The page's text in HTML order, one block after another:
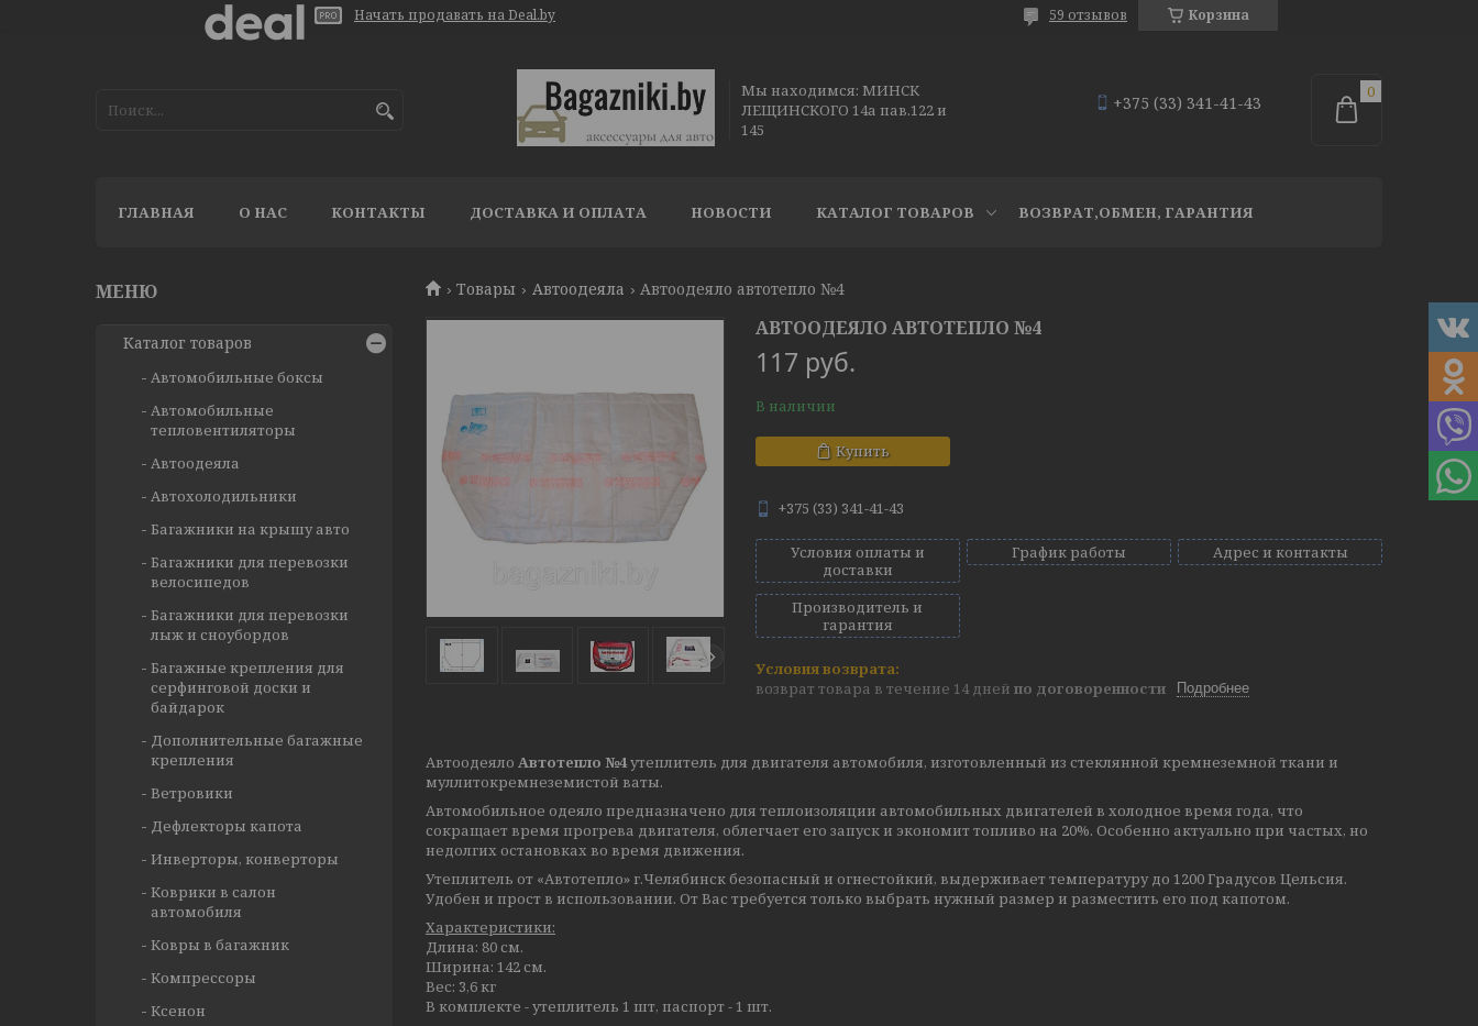
Начать продавать на Deal.by Корзина
59 отзывов
Мы находимся: МИНСК
ЛЕЩИНСКОГО 14а пав.122 и
145
+375 (33) 341-41-43
ГЛАВНАЯ О НАС КОНТАКТЫ ДОСТАВКА И ОПЛАТА НОВОСТИ КАТАЛОГ ТОВАРОВ ВОЗВРАТ,ОБМЕН, ГАРАНТИЯ
Товары Автоодеяла Автоодеяло автотепло №4
АВТООДЕЯЛО АВТОТЕПЛО №4
117 руб.
В наличии
Купить
+375 (33) 341-41-43
Условия оплаты и
доставки
График работы Адрес и контакты
Производитель и
гарантия
возврат товара в течение 14 дней по договоренности Подробнее
Автоодеяло Автотепло №4утеплитель для двигателя автомобиля, изготовленный из стеклянной кремнеземной ткани и
муллитокремнеземистой ваты.
Автомобильное одеяло предназначено для теплоизоляции автомобильных двигателей в холодное время года, что
сокращает время прогрева двигателя, облегчает его запуск и экономит топливо на 20%. Особенно актуально при частых, но
недолгих остановках во время движения.
Утеплитель от «Автотепло» г.Челябинск безопасный и огнестойкий, выдерживает температуру до 1200 Градусов Цельсия.
Удобен и прост в использовании. От Вас требуется только выбрать нужный размер и разместить его под капотом.
Характеристики:
Длина: 80 см.
Ширина: 142 см.
Вес: 3,6 кг
В комплекте - утеплитель 1 шт, паспорт - 1 шт.
Каталог товаров
Автомобильные боксы
Автомобильные
тепловентиляторы
Автоодеяла
Автохолодильники
Багажники на крышу авто
Багажники для перевозки
велосипедов
Багажники для перевозки
лыж и сноубордов
Багажные крепления для
серфинговой доски и
байдарок
Дополнительные багажные
крепления
Ветровики
Дефлекторы капота
Инверторы, конверторы
Коврики в салон
автомобиля
Ковры в багажник
Компрессоры
Ксенон